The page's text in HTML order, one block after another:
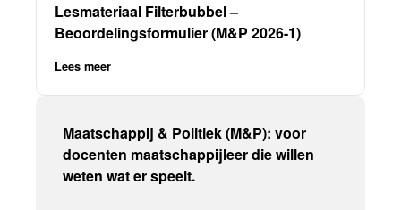
Lesmateriaal Filterbubbel –
Beoordelingsformulier (M&P 2026-1)
Lees meer
Maatschappij & Politiek (M&P): voor
docenten maatschappijleer die willen
weten wat er speelt.